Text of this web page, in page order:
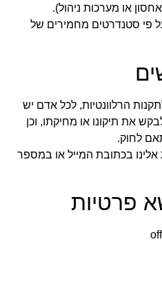
או מערכות ניהול).
פי סטנדרטים מחמירים של
הרלוונטיות, לכל אדם יש
את תיקונו או מחיקתו, וכן
לחוק.
אלינו בכתובת המייל או במספר
פרטיות